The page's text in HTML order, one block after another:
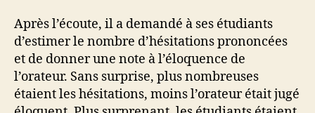
Après l’écoute, il a demandé à ses étudiants
d’estimer le nombre d’hésitations prononcées
et de donner une note à l’éloquence de
l’orateur. Sans surprise, plus nombreuses
étaient les hésitations, moins l’orateur était jugé